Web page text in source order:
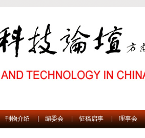
刊物介绍 | 编委会 | 征稿启事 | 理事会